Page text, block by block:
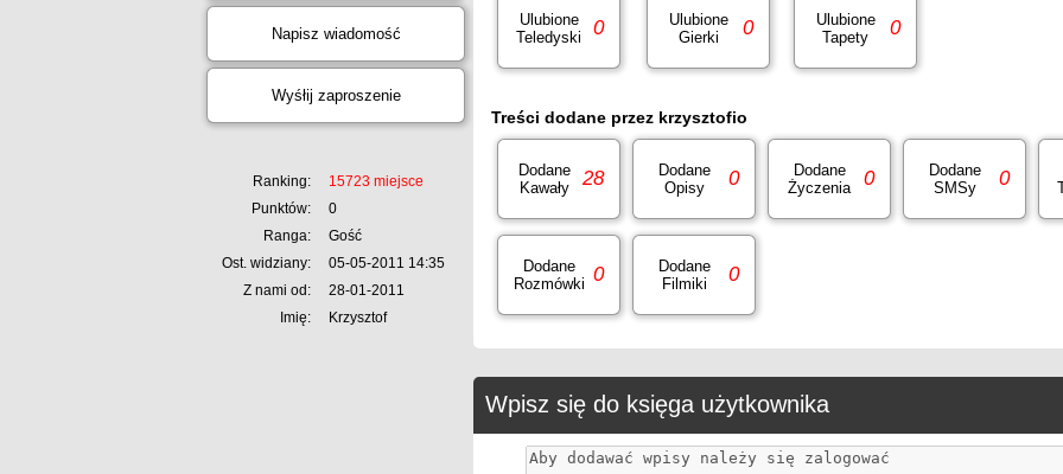
Napisz wiadomość
Wyśłij zaproszenie
Ranking:
15723 miejsce
Punktów:
0
Ranga:
Gość
Ost. widziany:
05-05-2011 14:35
Z nami od:
28-01-2011
Imię:
Krzysztof
Ulubione
Teledyski
0
Ulubione
Gierki
0
Ulubione
Tapety
0
Treści dodane przez krzysztofio
Dodane
Kawały
28
Dodane
Opisy
0
Dodane
Życzenia
0
Dodane
SMSy
0
Dodane
Rozmówki 0
Dodane
Filmiki
0
Wpisz się do księga użytkownika